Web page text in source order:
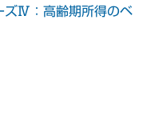
ズⅣ：高齢期所得のベ